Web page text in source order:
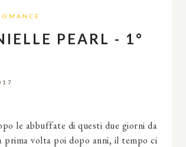
PEARL - 1°
le abbuffate di questi due giorni da
prima volta poi dopo anni, il tempo ci